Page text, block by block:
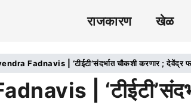
राजकारण खेळ
Fadnavis | ‘टीईटी’संदर्भात चौकशी करणार ; देवेंद्र
|